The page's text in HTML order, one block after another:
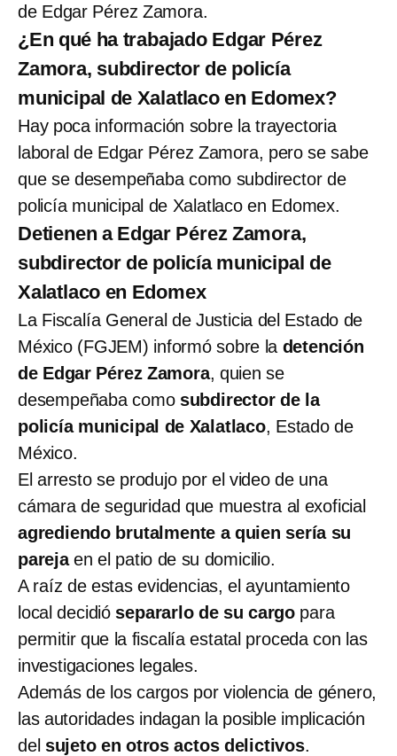
de Edgar Pérez Zamora.
¿En qué ha trabajado Edgar Pérez
Zamora, subdirector de policía
municipal de Xalatlaco en Edomex?
Hay poca información sobre la trayectoria
laboral de Edgar Pérez Zamora, pero se sabe
que se desempeñaba como subdirector de
policía municipal de Xalatlaco en Edomex.
Detienen a Edgar Pérez Zamora,
subdirector de policía municipal de
Xalatlaco en Edomex
La Fiscalía General de Justicia del Estado de
México (FGJEM) informó sobre la detención
de Edgar Pérez Zamora, quien se
desempeñaba como subdirector de la
policía municipal de Xalatlaco, Estado de
México.
El arresto se produjo por el video de una
cámara de seguridad que muestra al exoficial
agrediendo brutalmente a quien sería su
parejaen el patio de su domicilio.
A raíz de estas evidencias, el ayuntamiento
local decidió separarlo de su cargo para
permitir que la fiscalía estatal proceda con las
investigaciones legales.
Además de los cargos por violencia de género,
las autoridades indagan la posible implicación
del sujeto en otros actos delictivos.